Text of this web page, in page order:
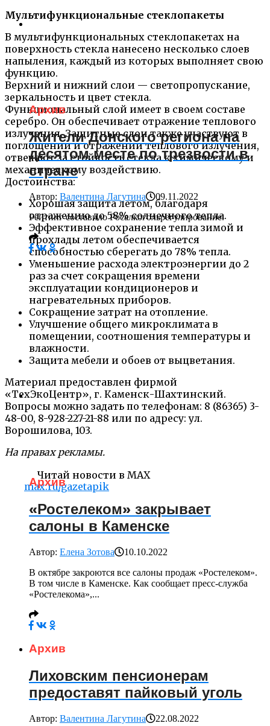
Мультифункциональные стеклопакеты
В мультифункциональных стеклопакетах на
поверхность стекла нанесено несколько слоев
напыления, каждый из которых выполняет свою
функцию.
Верхний и нижний слои — светопропускание,
зеркальность и цвет стекла.
Функциональный слой имеет в своем составе
серебро. Он обеспечивает отражение теплового
излучения. Защитные слои также участвуют в
поглощении и отражении теплового излучения,
отвечают за стойкость стекла к химическому и
механическому воздействию.
Достоинства:
Хорошая защита летом, благодаря
отражению до 58% солнечного тепла.
Эффективное сохранение тепла зимой и
прохлады летом обеспечивается
способностью сберегать до 78% тепла.
Уменьшение расхода электроэнергии до 2
раз за счет сокращения времени
эксплуатации кондиционеров и
нагревательных приборов.
Сокращение затрат на отопление.
Улучшение общего микроклимата в
помещении, соотношения температуры и
влажности.
Защита мебели и обоев от выцветания.
Материал предоставлен фирмой
«ТехЭкоЦентр», г. Каменск-Шахтинский.
Вопросы можно задать по телефонам: 8 (86365) 3-
48-00, 8-928-227-21-88 или по адресу: ул.
Ворошилова, 103.
На правах рекламы.
Читай новости в MAX
max.ru/gazetapik
Архив
Жители Донского региона на
десятом месте по трезвости в
стране
Автор: Валентина Лагутина
09.11.2022
Рейтинг составило Росалкогольрегулирование.
Архив
«Ростелеком» закрывает
салоны в Каменске
Автор: Елена Зотова
10.10.2022
В октябре закроются все салоны продаж «Ростелеком».
В том числе в Каменске. Как сообщает пресс-служба
«Ростелекома»,...
Архив
Лиховским пенсионерам
предоставят пайковый уголь
Автор: Валентина Лагутина
22.08.2022